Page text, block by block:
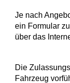
Je nach
ein Formular
über das
Die
Fahrzeug